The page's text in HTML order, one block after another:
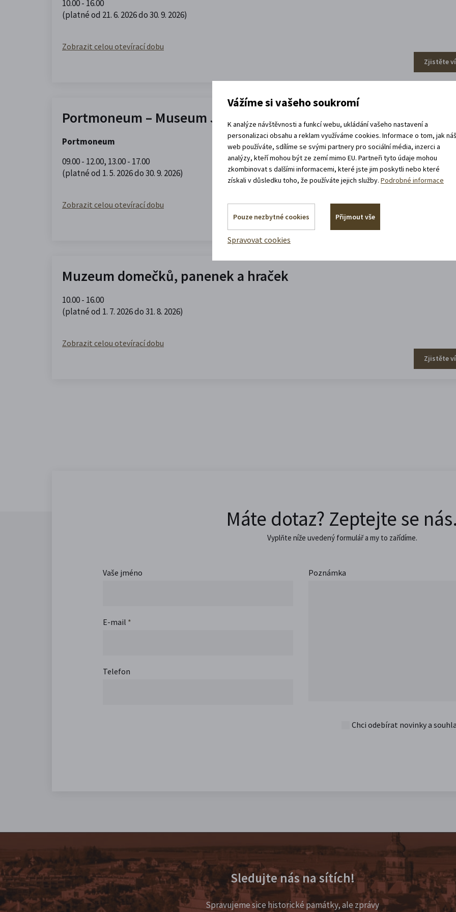
10.00 - 16.00
(platné od 21. 6. 2026 do 30. 9. 2026)
Zobrazit celou otevírací dobu
Zjistěte
Portmoneum – Museum Josefa Váchala
Portmoneum
09.00 - 12.00, 13.00 - 17.00
(platné od 1. 5. 2026 do 30. 9. 2026)
Zobrazit celou otevírací dobu
Muzeum domečků, panenek a hraček
10.00 - 16.00
(platné od 1. 7. 2026 do 31. 8. 2026)
Zobrazit celou otevírací dobu
Zjistěte
Máte dotaz? Zeptejte se
Vyplňte níže uvedený formulář a my to zařídíme.
Vaše jméno
E-mail *
Telefon
Poznámka
Chci odebírat novinky a
Sledujte nás na sítích!
Spravujeme sice historické památky, ale zprávy
Vážíme si vašeho soukromí
K analýze návštěvnosti a funkcí webu, ukládání vašeho nastavení a
personalizaci obsahu a reklam využíváme cookies. Informace o tom, jak
web používáte, sdílíme se svými partnery pro sociální média, inzerci a
analýzy, kteří mohou být ze zemí mimo EU. Partneři tyto údaje mohou
zkombinovat s dalšími informacemi, které jste jim poskytli nebo které
získali v důsledku toho, že používáte jejich služby.Podrobné informace
Pouze nezbytné cookies Přijmout vše
Spravovat cookies